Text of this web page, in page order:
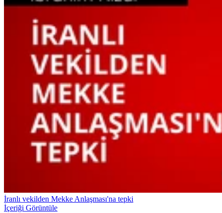
İranlı vekilden Mekke Anlaşması'na tepki
İçeriği Görüntüle